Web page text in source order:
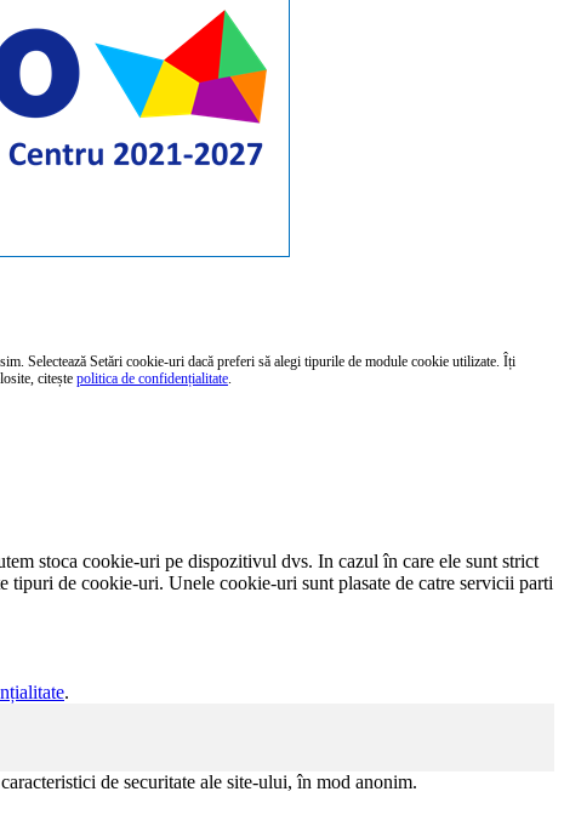
Selectează Setări cookie-uri dacă preferi să alegi tipurile de module cookie utilizate. Îți
citește politica de confidențialitate.
stoca cookie-uri pe dispozitivul dvs. In cazul în care ele sunt strict
tipuri de cookie-uri. Unele cookie-uri sunt plasate de catre servicii parti
.
de securitate ale site-ului, în mod anonim.